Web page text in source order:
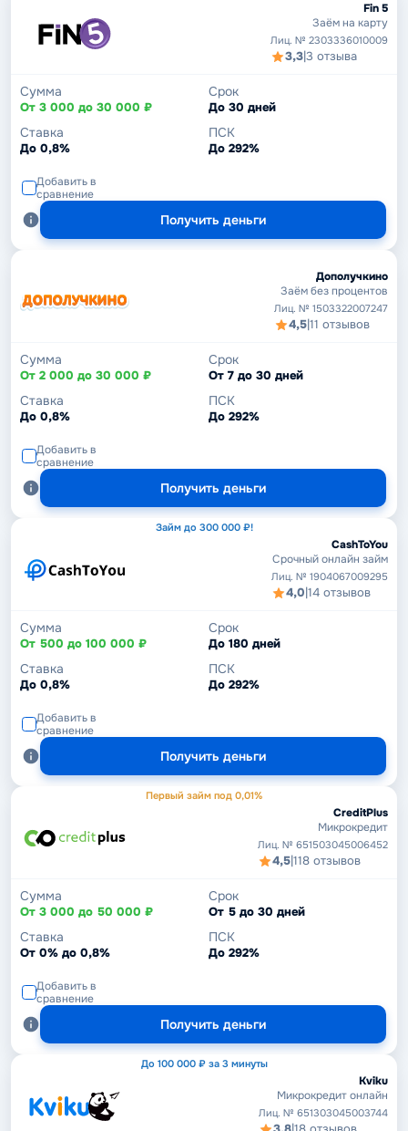
Fin 5
Заём на карту
Лиц. № 2303336010009
3,3|3 отзыва
Сумма
От 3 000 до 30 000 ₽
Срок
До 30 дней
Ставка
До 0,8%
ПСК
До 292%
Добавить в
сравнение
Получить деньги
Дополучкино
Заём без процентов
Лиц. № 1503322007247
4,5|11 отзывов
Сумма
От 2 000 до 30 000 ₽
Срок
От 7 до 30 дней
Ставка
До 0,8%
ПСК
До 292%
Добавить в
сравнение
Получить деньги
Займ до 300 000 ₽!
CashToYou
Срочный онлайн займ
Лиц. № 1904067009295
4,0|14 отзывов
Сумма
От 500 до 100 000 ₽
Срок
До 180 дней
Ставка
До 0,8%
ПСК
До 292%
Добавить в
сравнение
Получить деньги
Первый займ под 0,01%
CreditPlus
Микрокредит
Лиц. № 651503045006452
4,5|118 отзывов
Сумма
От 3 000 до 50 000 ₽
Срок
От 5 до 30 дней
Ставка
От 0% до 0,8%
ПСК
До 292%
Добавить в
сравнение
Получить деньги
До 100 000 ₽ за 3 минуты
Kviku
Микрокредит онлайн
Лиц. № 651303045003744